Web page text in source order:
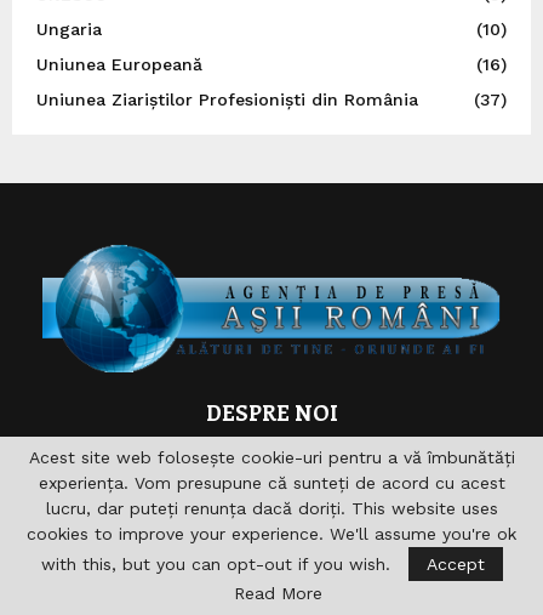
Ungaria
(10)
Uniunea Europeană
(16)
Uniunea Ziariștilor Profesioniști din România
(37)
DESPRE NOI
Asociaţia are drept scop , aprofundarea si consolidarea
relaţiilor germane-române şi în acelaşi timp îndeplinirea şi
sprijinirea diferitelor acţiuni pentru domeniile formare,
cultură, sport, radio, Informaţie şi de asemenea realizarea
accesului către noile căi de comunicare. nu vizeaza in
primul rand obtinerea unui profit economic.
Acest site web folosește cookie-uri pentru a vă îmbunătăți
experiența. Vom presupune că sunteți de acord cu acest
lucru, dar puteți renunța dacă doriți. This website uses
cookies to improve your experience. We'll assume you're ok
with this, but you can opt-out if you wish.
Accept
Read More